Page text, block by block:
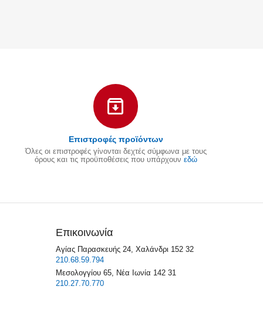
Επιστροφές προϊόντων
Όλες οι επιστροφές γίνονται δεχτές σύμφωνα με τους
όρους και τις προϋποθέσεις που υπάρχουν εδώ
Επικοινωνία
Αγίας Παρασκευής 24, Χαλάνδρι 152 32
210.68.59.794
Μεσολογγίου 65, Νέα Ιωνία 142 31
210.27.70.770